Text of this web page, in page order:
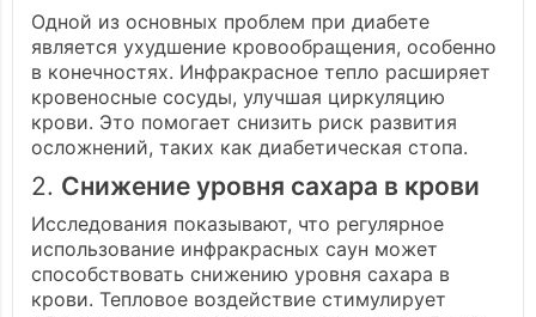
Одной из основных проблем при диабете
является ухудшение кровообращения, особенно
в конечностях. Инфракрасное тепло расширяет
кровеносные сосуды, улучшая циркуляцию
крови. Это помогает снизить риск развития
осложнений, таких как диабетическая стопа.
2. Снижение уровня сахара в крови
Исследования показывают, что регулярное
использование инфракрасных саун может
способствовать снижению уровня сахара в
крови. Тепловое воздействие стимулирует